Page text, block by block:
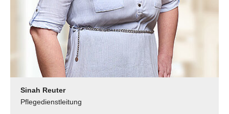
Sinah Reuter
Pflegedienstleitung